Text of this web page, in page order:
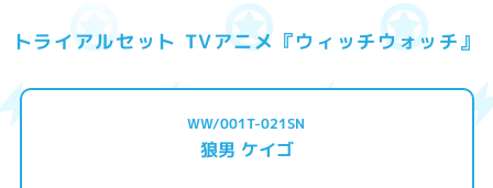
トライアルセット TVアニメ『ウィッチウォッチ』
WW/001T-021SN
狼男 ケイゴ